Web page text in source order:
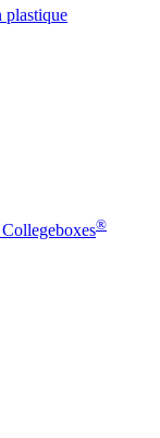
plastique
®